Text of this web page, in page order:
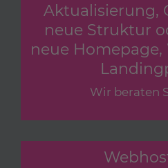
Aktualisierung,
neue Struktur
neue
Wir beraten